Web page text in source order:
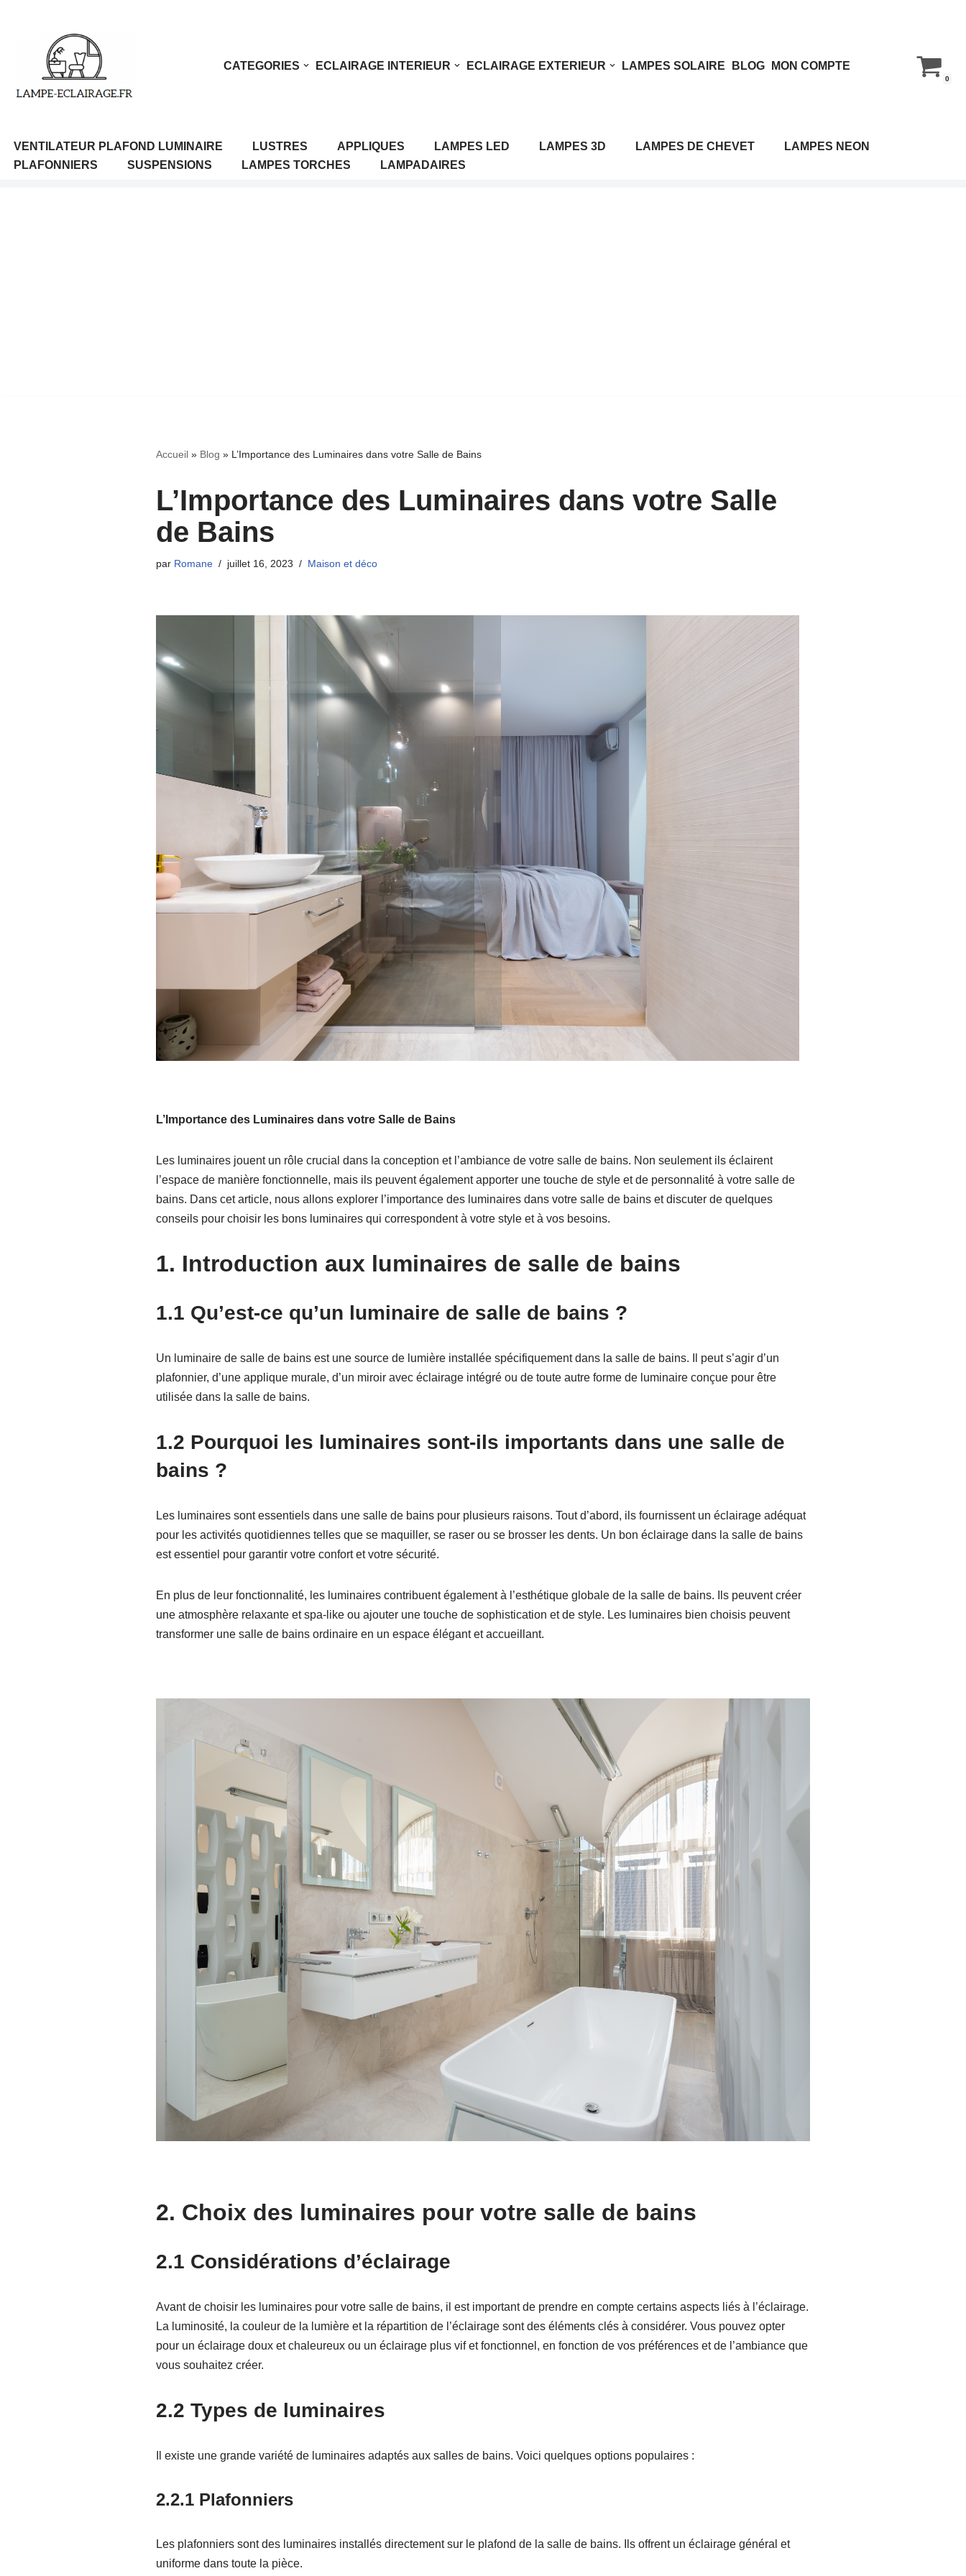
contenu
CATEGORIES ECLAIRAGE INTERIEUR ECLAIRAGE EXTERIEUR LAMPES SOLAIRE BLOG MON COMPTE
0
VENTILATEUR PLAFOND LUMINAIRE LUSTRES APPLIQUES LAMPES LED LAMPES 3D LAMPES DE CHEVET
LAMPES NEON
PLAFONNIERS
SUSPENSIONS LAMPES TORCHES LAMPADAIRES
Accueil» Blog » L’Importance des Luminaires dans votre Salle de Bains
L’Importance des Luminaires dans votre Salle
de Bains
par Romane juillet 16, 2023 Maison et déco
L’Importance des Luminaires dans votre Salle de Bains
Les luminaires jouent un rôle crucial dans la conception et l’ambiance de votre salle de bains. Non seulement ils éclairent
l’espace de manière fonctionnelle, mais ils peuvent également apporter une touche de style et de personnalité à votre salle de
bains. Dans cet article, nous allons explorer l’importance des luminaires dans votre salle de bains et discuter de quelques
conseils pour choisir les bons luminaires qui correspondent à votre style et à vos besoins.
1. Introduction aux luminaires de salle de bains
1.1 Qu’est-ce qu’un luminaire de salle de bains ?
Un luminaire de salle de bains est une source de lumière installée spécifiquement dans la salle de bains. Il peut s’agir d’un
plafonnier, d’une applique murale, d’un miroir avec éclairage intégré ou de toute autre forme de luminaire conçue pour être
utilisée dans la salle de bains.
1.2 Pourquoi les luminaires sont-ils importants dans une salle de
bains ?
Les luminaires sont essentiels dans une salle de bains pour plusieurs raisons. Tout d’abord, ils fournissent un éclairage adéquat
pour les activités quotidiennes telles que se maquiller, se raser ou se brosser les dents. Un bon éclairage dans la salle de bains
est essentiel pour garantir votre confort et votre sécurité.
En plus de leur fonctionnalité, les luminaires contribuent également à l’esthétique globale de la salle de bains. Ils peuvent créer
une atmosphère relaxante et spa-like ou ajouter une touche de sophistication et de style. Les luminaires bien choisis peuvent
transformer une salle de bains ordinaire en un espace élégant et accueillant.
2. Choix des luminaires pour votre salle de bains
2.1 Considérations d’éclairage
Avant de choisir les luminaires pour votre salle de bains, il est important de prendre en compte certains aspects liés à l’éclairage.
La luminosité, la couleur de la lumière et la répartition de l’éclairage sont des éléments clés à considérer. Vous pouvez opter
pour un éclairage doux et chaleureux ou un éclairage plus vif et fonctionnel, en fonction de vos préférences et de l’ambiance que
vous souhaitez créer.
2.2 Types de luminaires
Il existe une grande variété de luminaires adaptés aux salles de bains. Voici quelques options populaires :
2.2.1 Plafonniers
Les plafonniers sont des luminaires installés directement sur le plafond de la salle de bains. Ils offrent un éclairage général et
uniforme dans toute la pièce.